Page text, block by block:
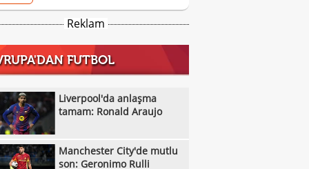
iptal oldu!
Erzurumspor, Ebosele ile anlaştı!
Fenerbahçe'ye müjdeli haber: Romelu
Manchester City'de mutlu son: Geronimo
Kıvanç Taşyaran ve Buğra Ünal, Avrupa
finale yükseldi
Altay, Tuna Üzümcü ile topbaşı yaptı
Reklam
FUTBOL
Liverpool'da anlaşma
tamam: Ronald Araujo
Manchester City'de mutlu
son: Geronimo Rulli